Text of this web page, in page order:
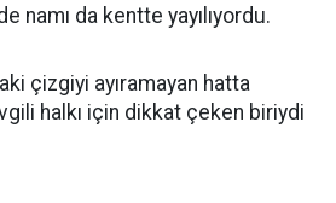
namı da kentte yayılıyordu.
çizgiyi ayıramayan hatta
halkı için dikkat çeken biriydi